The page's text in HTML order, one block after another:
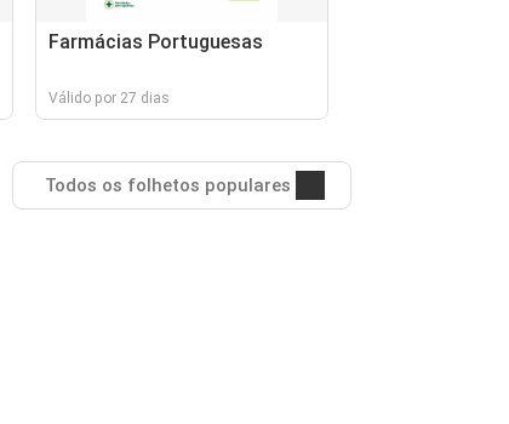
Farmácias Portuguesas
Válido por 27 dias
Todos os folhetos populares